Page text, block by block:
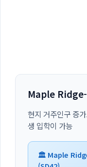
Maple
현지 거주인구 증
생 입학이 가능
🏛️ Maple